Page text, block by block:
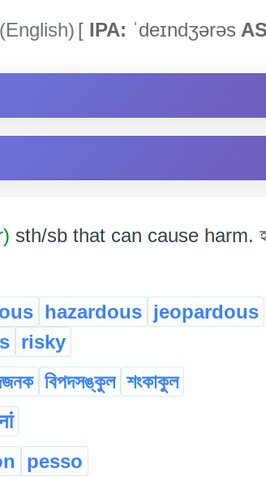
(English) [ IPA: ˈdeɪndʒərəs
sth/sb that can cause harm.
hazardous jeopardous
risky
বিপদসঙ্কুল শংকাকুল
pesso